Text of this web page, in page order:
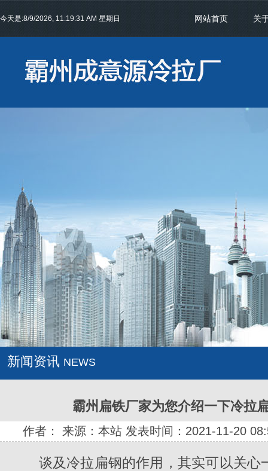
今天是:8/9/2026, 11:19:31 AM 星期日 网站首页 关
新闻资讯 NEWS
霸州扁铁厂家为您介绍一下冷拉
作者： 来源：本站 发表时间：2021-11-20
谈及冷拉扁钢的作用，其实可以关心